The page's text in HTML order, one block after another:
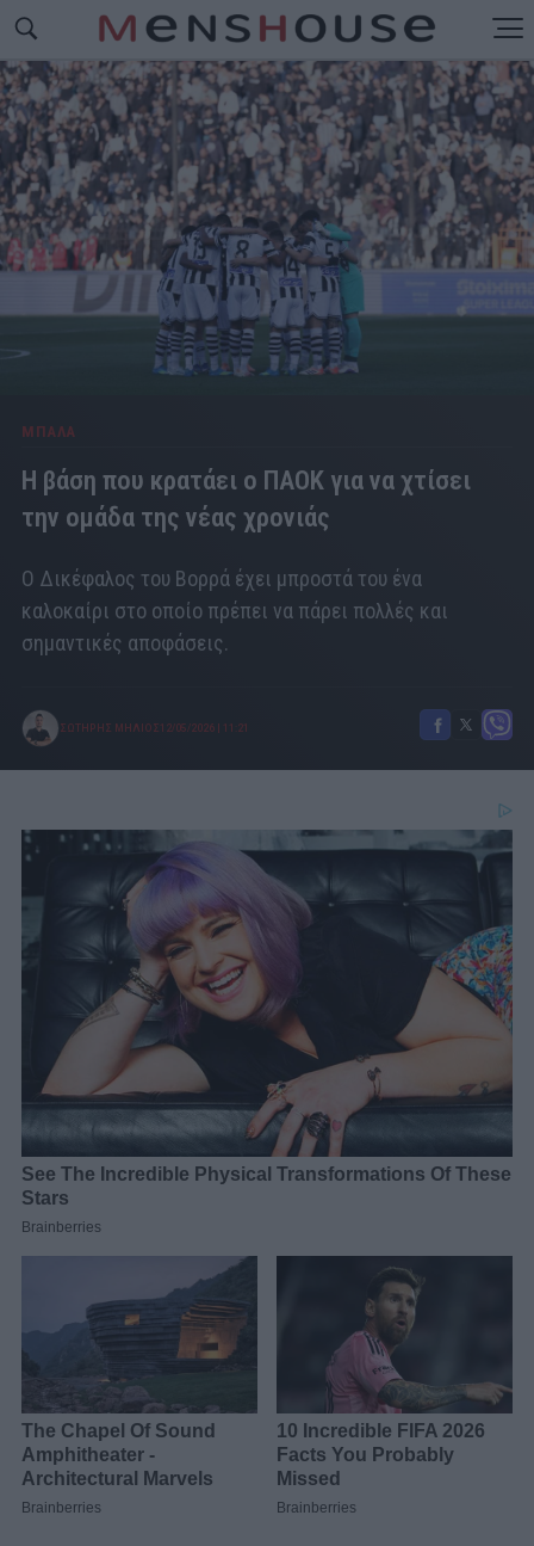
ΜΠΑΛΑ
Η βάση που κρατάει ο ΠΑΟΚ για να χτίσει
την ομάδα της νέας χρονιάς
Ο Δικέφαλος του Βορρά έχει μπροστά του ένα
καλοκαίρι στο οποίο πρέπει να πάρει πολλές και
σημαντικές αποφάσεις.
ΣΩΤΗΡΗΣ ΜΗΛΙΟΣ 12/05/2026 11:21